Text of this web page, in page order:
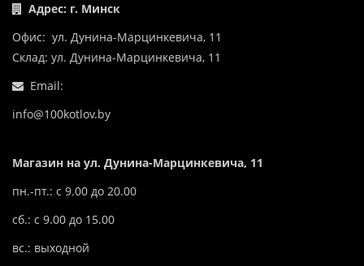
Адрес: г. Минск
Офис: ул. Дунина-Марцинкевича, 11
Склад: ул. Дунина-Марцинкевича, 11
Email:
info@100kotlov.by
Магазин на ул. Дунина-Марцинкевича, 11
пн.-пт.: с 9.00 до 20.00
сб.: с 9.00 до 15.00
вс.: выходной